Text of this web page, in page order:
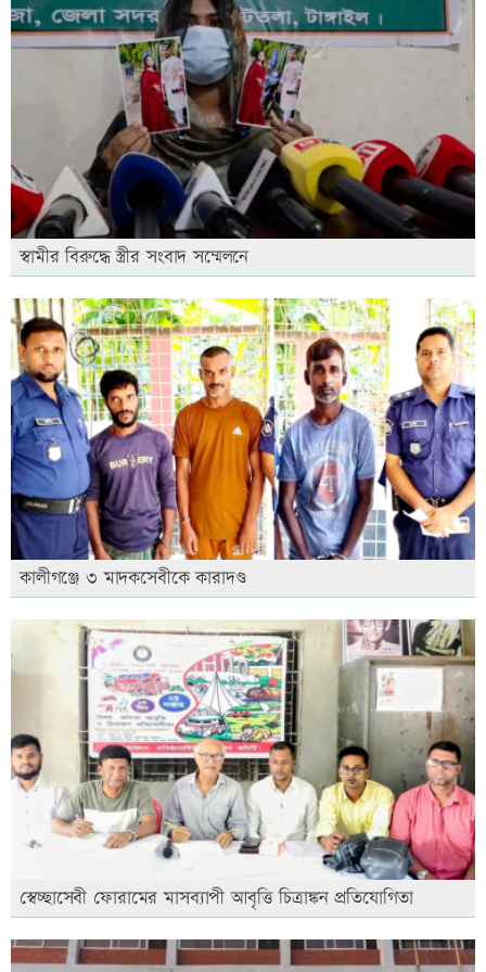
স্বামীর বিরুদ্ধে স্ত্রীর সংবাদ সম্মেলনে
কালীগঞ্জে ৩ মাদকসেবীকে কারাদণ্ড
স্বেচ্ছাসেবী ফোরামের মাসব্যাপী আবৃত্তি চিত্রাঙ্কন প্রতিযোগিতা